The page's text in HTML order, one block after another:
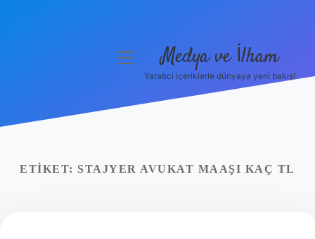
Yasal Uyarı
menüyüMedya ve İlham
Yaratıcı içeriklerle dünyaya yeni bakış!
ETIKET: STAJYER AVUKAT MAAŞI KAÇ TL